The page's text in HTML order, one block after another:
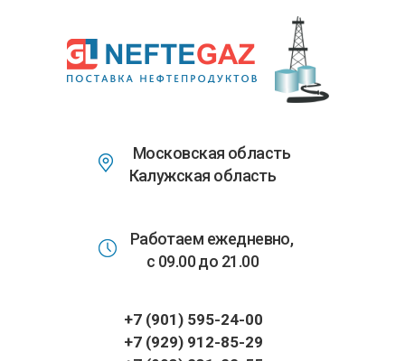
основному
содержанию
Московская область
Калужская область
Работаем ежедневно,
с 09.00 до 21.00
+7 (901) 595-24-00
+7 (929) 912-85-29